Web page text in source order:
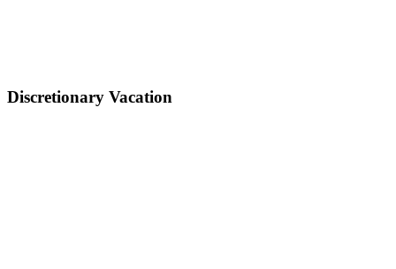
Discretionary Vacation